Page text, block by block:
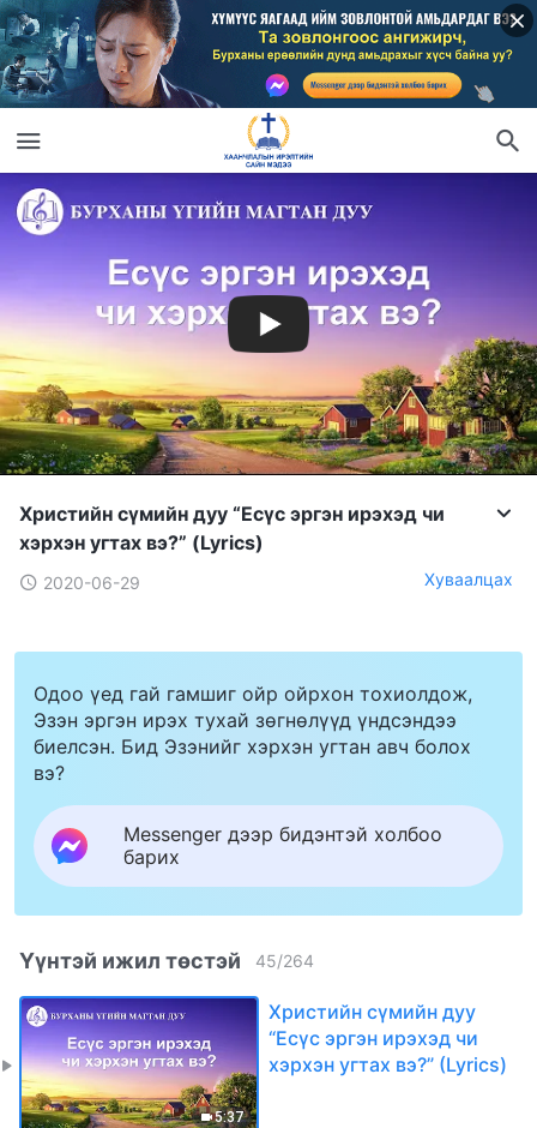
Христийн сүмийн дуу “Есүс эргэн ирэхэд чи
хэрхэн угтах вэ?” (Lyrics)
2020-06-29 Хуваалцах
Одоо үед гай гамшиг ойр ойрхон тохиолдож,
Эзэн эргэн ирэх тухай зөгнөлүүд үндсэндээ
биелсэн. Бид Эзэнийг хэрхэн угтан авч болох
вэ?
Messenger дээр бидэнтэй холбоо
барих
Үүнтэй ижил төстэй 45/264
5:37
Христийн сүмийн дуу
“Есүс эргэн ирэхэд чи
хэрхэн угтах вэ?” (Lyrics)